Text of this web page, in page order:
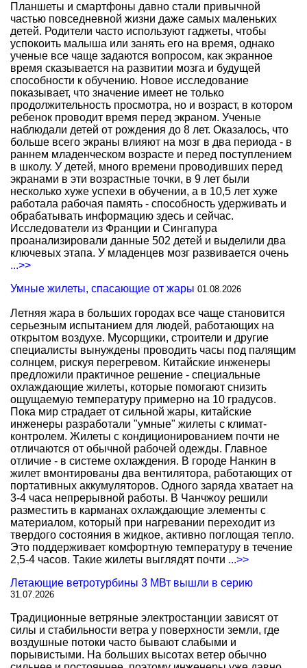
Планшеты и смартфоны давно стали привычной
частью повседневной жизни даже самых маленьких
детей. Родители часто используют гаджеты, чтобы
успокоить малыша или занять его на время, однако
ученые все чаще задаются вопросом, как экранное
время сказывается на развитии мозга и будущей
способности к обучению. Новое исследование
показывает, что значение имеет не только
продолжительность просмотра, но и возраст, в котором
ребенок проводит время перед экраном. Ученые
наблюдали детей от рождения до 8 лет. Оказалось, что
больше всего экраны влияют на мозг в два периода - в
раннем младенческом возрасте и перед поступлением
в школу. У детей, много времени проводивших перед
экранами в эти возрастные точки, в 9 лет были
несколько хуже успехи в обучении, а в 10,5 лет хуже
работала рабочая память - способность удерживать и
обрабатывать информацию здесь и сейчас.
Исследователи из Франции и Сингапура
проанализировали данные 502 детей и выделили два
ключевых этапа. У младенцев мозг развивается очень
...>>
Умные жилеты, спасающие от жары 01.08.2026
Летняя жара в больших городах все чаще становится
серьезным испытанием для людей, работающих на
открытом воздухе. Мусорщики, строители и другие
специалисты вынуждены проводить часы под палящим
солнцем, рискуя перегревом. Китайские инженеры
предложили практичное решение - специальные
охлаждающие жилеты, которые помогают снизить
ощущаемую температуру примерно на 10 градусов.
Пока мир страдает от сильной жары, китайские
инженеры разработали "умные" жилеты с климат-
контролем. Жилеты с кондиционированием почти не
отличаются от обычной рабочей одежды. Главное
отличие - в системе охлаждения. В городе Нанкин в
жилет вмонтированы два вентилятора, работающих от
портативных аккумуляторов. Одного заряда хватает на
3-4 часа непрерывной работы. В Чанчжоу решили
разместить в карманах охлаждающие элементы с
материалом, который при нагревании переходит из
твердого состояния в жидкое, активно поглощая тепло.
Это поддерживает комфортную температуру в течение
2,5-4 часов. Такие жилеты выглядят почти ...>>
Летающие ветротурбины 3 МВт вышли в серию
31.07.2026
Традиционные ветряные электростанции зависят от
силы и стабильности ветра у поверхности земли, где
воздушные потоки часто бывают слабыми и
порывистыми. На больших высотах ветер обычно